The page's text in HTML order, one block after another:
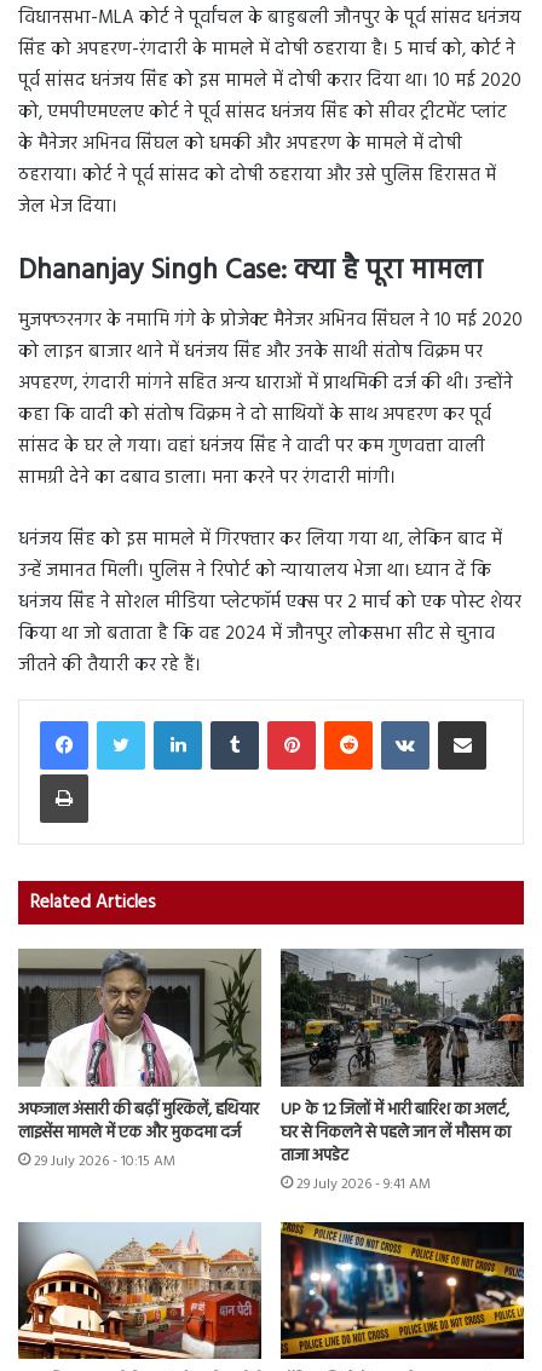
विधानसभा-MLA कोर्ट ने पूर्वांचल के बाहुबली जौनपुर के पूर्व सांसद धनंजय
सिंह को अपहरण-रंगदारी के मामले में दोषी ठहराया है। 5 मार्च को, कोर्ट ने
पूर्व सांसद धनंजय सिंह को इस मामले में दोषी करार दिया था। 10 मई 2020
को, एमपीएमएलए कोर्ट ने पूर्व सांसद धनंजय सिंह को सीवर ट्रीटमेंट प्लांट
के मैनेजर अभिनव सिंघल को धमकी और अपहरण के मामले में दोषी
ठहराया। कोर्ट ने पूर्व सांसद को दोषी ठहराया और उसे पुलिस हिरासत में
जेल भेज दिया।
Dhananjay Singh Case: क्या है पूरा मामला
मुजफ्फरनगर के नमामि गंगे के प्रोजेक्ट मैनेजर अभिनव सिंघल ने 10 मई 2020
को लाइन बाजार थाने में धनंजय सिंह और उनके साथी संतोष विक्रम पर
अपहरण, रंगदारी मांगने सहित अन्य धाराओं में प्राथमिकी दर्ज की थी। उन्होंने
कहा कि वादी को संतोष विक्रम ने दो साथियों के साथ अपहरण कर पूर्व
सांसद के घर ले गया। वहां धनंजय सिंह ने वादी पर कम गुणवत्ता वाली
सामग्री देने का दबाव डाला। मना करने पर रंगदारी मांगी।
धनंजय सिंह को इस मामले में गिरफ्तार कर लिया गया था, लेकिन बाद में
उन्हें जमानत मिली। पुलिस ने रिपोर्ट को न्यायालय भेजा था। ध्यान दें कि
धनंजय सिंह ने सोशल मीडिया प्लेटफॉर्म एक्स पर 2 मार्च को एक पोस्ट शेयर
किया था जो बताता है कि वह 2024 में जौनपुर लोकसभा सीट से चुनाव
जीतने की तैयारी कर रहे हैं।
LinkedInTumblr PinterestReddit VKontakteShare via Email
Print
Related Articles
अफजाल अंसारी की बढ़ीं मुश्किलें, हथियार
लाइसेंस मामले में एक और मुकदमा दर्ज
29 July 2026 - 10:15 AM
UP के 12 जिलों में भारी बारिश का अलर्ट,
घर से निकलने से पहले जान लें मौसम का
ताजा अपडेट
29 July 2026 - 9:41 AM